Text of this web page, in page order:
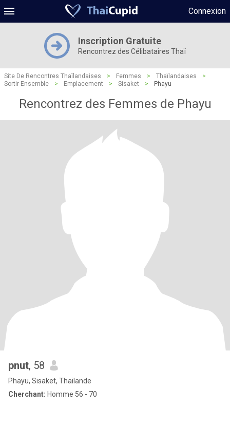
Connexion
Inscription Gratuite
Rencontrez des Célibataires Thaï
Site De Rencontres Thaïlandaises > Femmes > Thaïlandaises
>
Sortir Ensemble
> Emplacement > Sisaket > Phayu
Rencontrez des Femmes de Phayu
pnut, 58
Phayu, Sisaket, Thailande
Cherchant: Homme 56 - 70